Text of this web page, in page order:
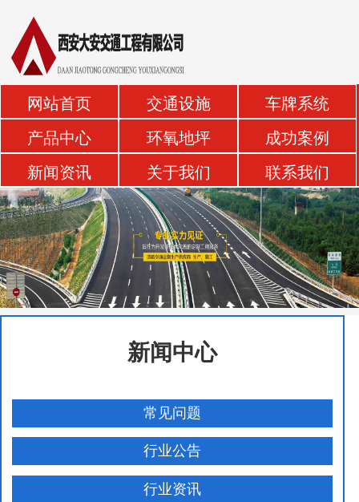
网站首页 交通设施 车牌系统
产品中心 环氧地坪 成功案例
新闻资讯 关于我们 联系我们
新闻中心
常见问题
行业公告
行业资讯